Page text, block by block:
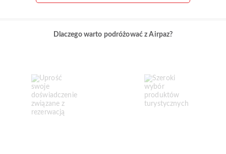
Dlaczego warto podróżować z Airpaz?